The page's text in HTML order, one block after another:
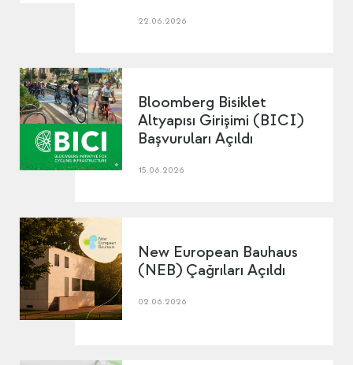
22.06.2026
Bloomberg Bisiklet
Altyapısı Girişimi (BICI)
Başvuruları Açıldı
15.06.2026
New European Bauhaus
(NEB) Çağrıları Açıldı
02.06.2026